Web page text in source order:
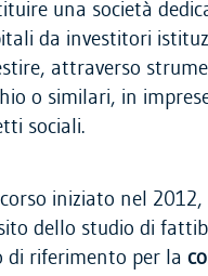
una società
da investitori
attraverso
o similari, in
sociali.
iniziato nel
dello studio di
di riferimento per la